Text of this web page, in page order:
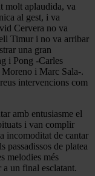
molt aplaudida, va
al gest, i va
Cervera no va
Timur i no va arribar
una gran
i Pong -Carles
i Marc Sala-.
intervencions com
amb entusiasme el
i van complir
incomoditat de cantar
passadissos de platea
melodies més
un final esclatant.